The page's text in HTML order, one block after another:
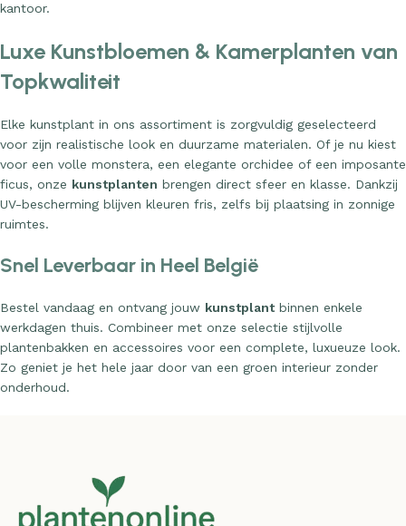
kantoor.
Luxe Kunstbloemen & Kamerplanten van
Topkwaliteit
Elke kunstplant in ons assortiment is zorgvuldig geselecteerd
voor zijn realistische look en duurzame materialen. Of je nu kiest
voor een volle monstera, een elegante orchidee of een imposante
ficus, onze kunstplanten brengen direct sfeer en klasse. Dankzij
UV-bescherming blijven kleuren fris, zelfs bij plaatsing in zonnige
ruimtes.
Snel Leverbaar in Heel België
Bestel vandaag en ontvang jouw kunstplantbinnen enkele
werkdagen thuis. Combineer met onze selectie stijlvolle
plantenbakken en accessoires voor een complete, luxueuze look.
Zo geniet je het hele jaar door van een groen interieur zonder
onderhoud.